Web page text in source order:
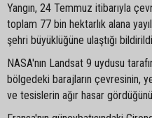
Yangın, 24 Temmuz itibarıyla
toplam 77 bin hektarlık alana
şehri büyüklüğüne ulaştığı
NASA'nın Landsat 9 uydusu
bölgedeki barajların çevresinin,
ve tesislerin ağır hasar